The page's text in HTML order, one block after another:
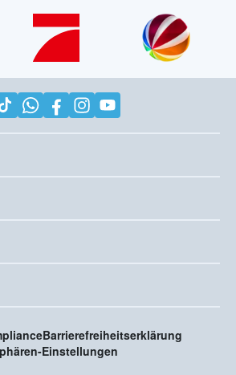
Barrierefreiheitserklärung
Einstellungen